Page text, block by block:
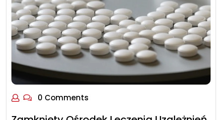
0 Comments